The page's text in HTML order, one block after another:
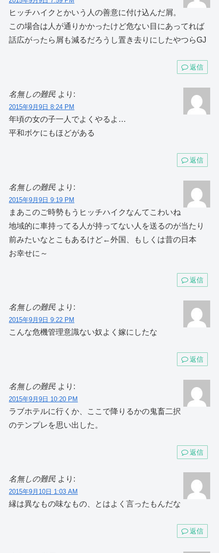
ヒッチハイクとかいう人の善意に付け込んだ屑。
この場合は人が通りかかったけど危ない目にあってれば
話広がったら屑も減るだろうし置き去りにしたやつらGJ
返信
名無しの難民 より:
2015年9月9日 8:24 PM
年頃の女の子一人でよくやるよ…
平和ボケにもほどがある
返信
名無しの難民 より:
2015年9月9日 9:19 PM
まあこのご時勢もうヒッチハイクなんてこわいね
地域的に車持ってる人が持ってない人を送るのが当たり
前みたいなとこもあるけど←外国、もしくは昔の日本
お幸せに～
返信
名無しの難民 より:
2015年9月9日 9:22 PM
こんな危機管理意識ない奴よく嫁にしたな
返信
名無しの難民 より:
2015年9月9日 10:20 PM
ラブホテルに行くか、ここで降りるかの鬼畜二択
のテンプレを思い出した。
返信
名無しの難民 より:
2015年9月10日 1:03 AM
縁は異なもの味なもの、とはよく言ったもんだな
返信